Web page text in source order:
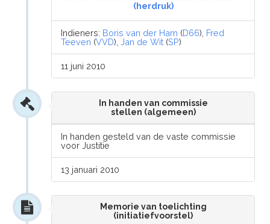
(herdruk)
Indieners: Boris van der Ham (D66), Fred
Teeven (VVD),Jan de Wit (SP)
11 juni 2010
In handen van commissie
stellen (algemeen)
In handen gesteld van de vaste commissie
voor Justitie
13 januari 2010
Memorie van toelichting
(initiatiefvoorstel)